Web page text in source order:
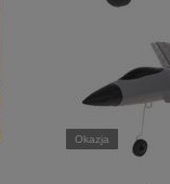
Okazja